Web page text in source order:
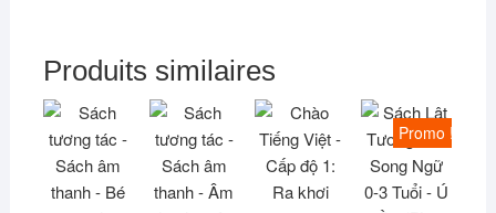
Produits similaires
Promo !